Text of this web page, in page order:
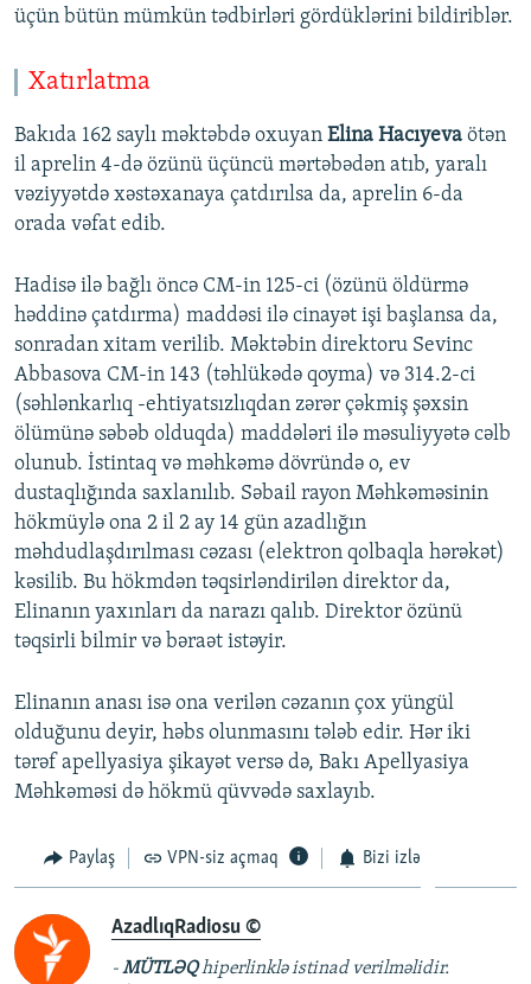
üçün bütün mümkün tədbirləri gördüklərini bildiriblər.
Xatırlatma
Bakıda 162 saylı məktəbdə oxuyan Elina Hacıyeva ötən
il aprelin 4-də özünü üçüncü mərtəbədən atıb, yaralı
vəziyyətdə xəstəxanaya çatdırılsa da, aprelin 6-da
orada vəfat edib.
Hadisə ilə bağlı öncə CM-in 125-ci (özünü öldürmə
həddinə çatdırma) maddəsi ilə cinayət işi başlansa da,
sonradan xitam verilib. Məktəbin direktoru Sevinc
Abbasova CM-in 143 (təhlükədə qoyma) və 314.2-ci
(səhlənkarlıq -ehtiyatsızlıqdan zərər çəkmiş şəxsin
ölümünə səbəb olduqda) maddələri ilə məsuliyyətə cəlb
olunub. İstintaq və məhkəmə dövründə o, ev
dustaqlığında saxlanılıb. Səbail rayon Məhkəməsinin
hökmüylə ona 2 il 2 ay 14 gün azadlığın
məhdudlaşdırılması cəzası (elektron qolbaqla hərəkət)
kəsilib. Bu hökmdən təqsirləndirilən direktor da,
Elinanın yaxınları da narazı qalıb. Direktor özünü
təqsirli bilmir və bəraət istəyir.
Elinanın anası isə ona verilən cəzanın çox yüngül
olduğunu deyir, həbs olunmasını tələb edir. Hər iki
tərəf apellyasiya şikayət versə də, Bakı Apellyasiya
Məhkəməsi də hökmü qüvvədə saxlayıb.
Paylaş VPN-siz açmaq Bizi izlə
AzadlıqRadiosu ©
-MÜTLƏQhiperlinklə istinad verilməlidir.